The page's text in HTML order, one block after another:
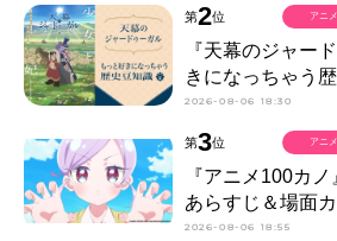
第2位
『天幕のジャー
きになっちゃう
2026-08-06 18:30
アニメ
第3位
『アニメ100カ
あらすじ＆場面
2026-08-06 18:55
アニメ